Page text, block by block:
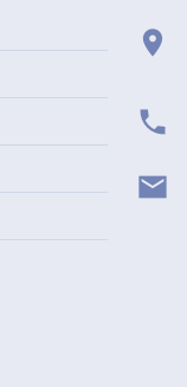
location_on
phone
mail